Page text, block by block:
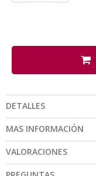
DETALLES
MAS INFORMACIÓN
VALORACIONES